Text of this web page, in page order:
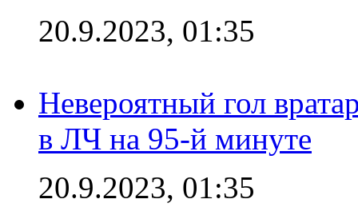
20.9.2023, 01:35
Невероятный гол
в ЛЧ на 95-й минуте
20.9.2023, 01:35